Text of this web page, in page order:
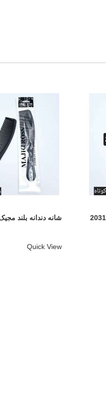
شانه دندانه بلند مجیک
Quick View